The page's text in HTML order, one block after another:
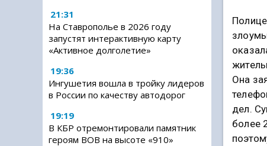
21:31
На Ставрополье в 2026 году
запустят интерактивную карту
«Активное долголетие»
19:36
Ингушетия вошла в тройку лидеров
в России по качеству автодорог
19:19
В КБР отремонтировали памятник
героям ВОВ на высоте «910»
Она
дел.
более